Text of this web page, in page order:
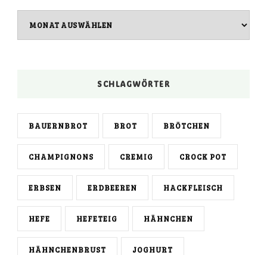
SCHLAGWÖRTER
BAUERNBROT BROT BRÖTCHEN
CHAMPIGNONS CREMIG CROCK POT
ERBSEN ERDBEEREN HACKFLEISCH
HEFE HEFETEIG HÄHNCHEN
HÄHNCHENBRUST JOGHURT